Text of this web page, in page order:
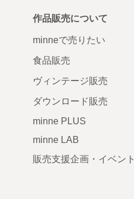
作品販売について
minneで売りたい
食品販売
ヴィンテージ販売
ダウンロード販売
minne PLUS
minne LAB
販売支援企画・イベント